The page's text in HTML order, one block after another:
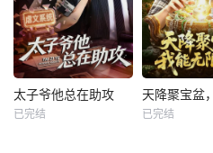
太子爷他总在助攻
已完结 已完结